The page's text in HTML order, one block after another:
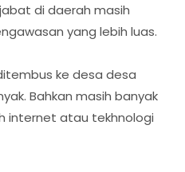
di daerah masih
yang lebih luas.
ke desa desa
Bahkan masih banyak
internet atau tekhnologi